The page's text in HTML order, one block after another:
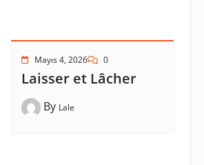
Mayıs 4, 2026 0
Laisser et Lâcher
By Lale